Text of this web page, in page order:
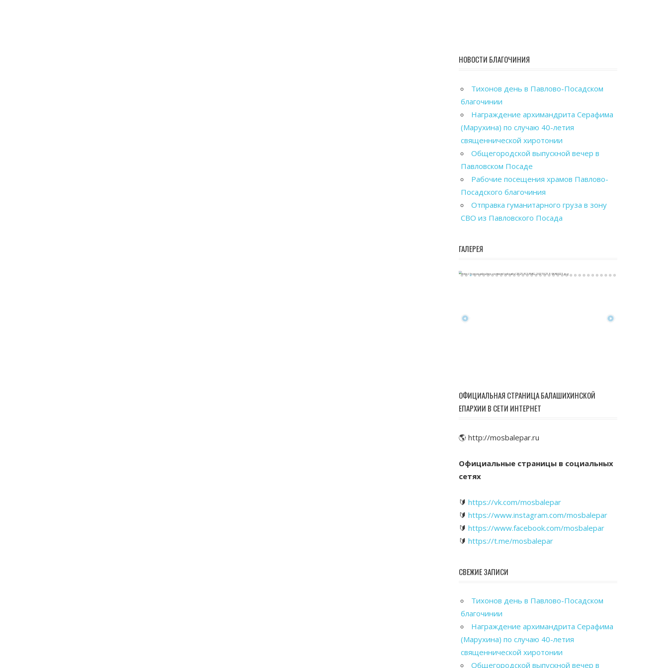
НОВОСТИ БЛАГОЧИНИЯ
Тихонов день в Павлово-Посадском
благочинии
Награждение архимандрита Серафима
(Марухина) по случаю 40-летия
священнической хиротонии
Общегородской выпускной вечер в
Павловском Посаде
Рабочие посещения храмов Павлово-
Посадского благочиния
Отправка гуманитарного груза в зону
СВО из Павловского Посада
ГАЛЕРЕЯ
ОФИЦИАЛЬНАЯ СТРАНИЦА БАЛАШИХИНСКОЙ
ЕПАРХИИ В СЕТИ ИНТЕРНЕТ
🌎 http://mosbalepar.ru
Официальные страницы в социальных
сетях
🔰 https://vk.com/mosbalepar
🔰 https://www.instagram.com/mosbalepar
🔰 https://www.facebook.com/mosbalepar
🔰 https://t.me/mosbalepar
СВЕЖИЕ ЗАПИСИ
Тихонов день в Павлово-Посадском
благочинии
Награждение архимандрита Серафима
(Марухина) по случаю 40-летия
священнической хиротонии
Общегородской выпускной вечер в